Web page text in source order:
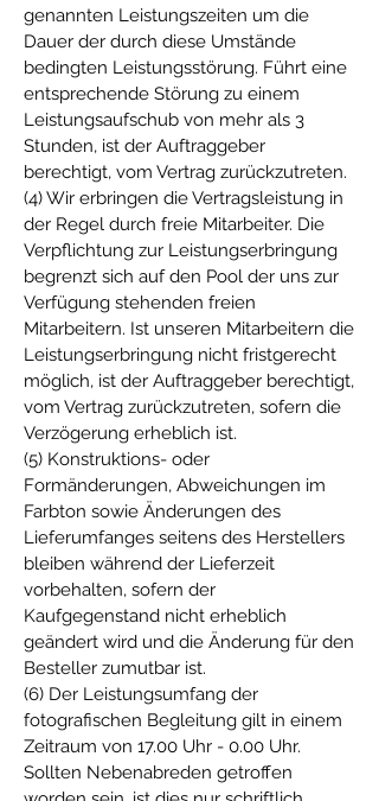
genannten Leistungszeiten um die
Dauer der durch diese Umstände
bedingten Leistungsstörung. Führt eine
entsprechende Störung zu einem
Leistungsaufschub von mehr als 3
Stunden, ist der Auftraggeber
berechtigt, vom Vertrag zurückzutreten.
(4) Wir erbringen die Vertragsleistung in
der Regel durch freie Mitarbeiter. Die
Verpflichtung zur Leistungserbringung
begrenzt sich auf den Pool der uns zur
Verfügung stehenden freien
Mitarbeitern. Ist unseren Mitarbeitern die
Leistungserbringung nicht fristgerecht
möglich, ist der Auftraggeber berechtigt,
vom Vertrag zurückzutreten, sofern die
Verzögerung erheblich ist.
(5) Konstruktions- oder
Formänderungen, Abweichungen im
Farbton sowie Änderungen des
Lieferumfanges seitens des Herstellers
bleiben während der Lieferzeit
vorbehalten, sofern der
Kaufgegenstand nicht erheblich
geändert wird und die Änderung für den
Besteller zumutbar ist.
(6) Der Leistungsumfang der
fotografischen Begleitung gilt in einem
Zeitraum von 17.00 Uhr - 0.00 Uhr.
Sollten Nebenabreden getroffen